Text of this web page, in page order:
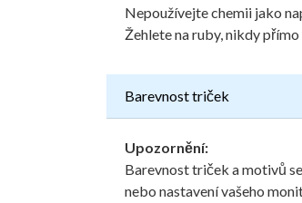
Nepoužívejte chemii jako
Žehlete na ruby, nikdy
Barevnost triček
Upozornění:
Barevnost triček a motivů
nebo nastavení vašeho